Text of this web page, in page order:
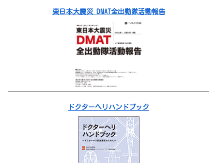
東日本大震災 DMAT全出動隊活動報告
ドクターヘリハンドブック